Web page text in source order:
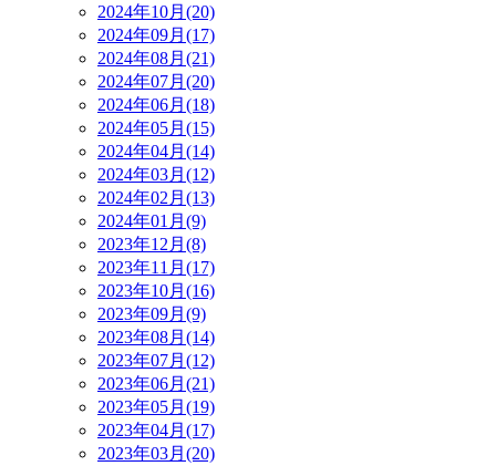
2024年10月(20)
2024年09月(17)
2024年08月(21)
2024年07月(20)
2024年06月(18)
2024年05月(15)
2024年04月(14)
2024年03月(12)
2024年02月(13)
2024年01月(9)
2023年12月(8)
2023年11月(17)
2023年10月(16)
2023年09月(9)
2023年08月(14)
2023年07月(12)
2023年06月(21)
2023年05月(19)
2023年04月(17)
2023年03月(20)